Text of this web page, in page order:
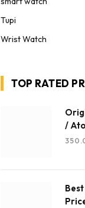
Tupi
Wrist Watch
TOP RATED
/